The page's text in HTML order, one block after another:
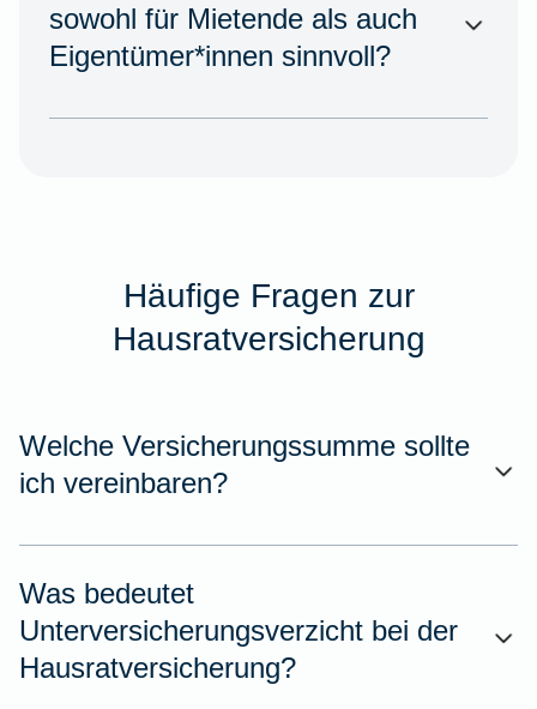
sowohl für Mietende als auch
Eigentümer*innen sinnvoll?
Häufige Fragen zur
Hausratversicherung
Welche Versicherungssumme sollte
ich vereinbaren?
Was bedeutet
Unterversicherungsverzicht bei der
Hausratversicherung?